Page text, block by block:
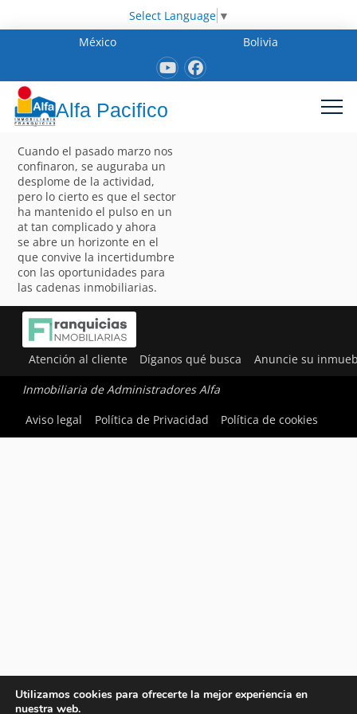
Select Language ▼
México
Bolivia
Alfa Pacifico
Cuando el pasado marzo nos
confinaron, se auguraba un
desplome de la actividad,
pero lo cierto es que el sector
ha mantenido el pulso en un
at tan complicado y ahora
se abre un horizonte en el
que convive la incertidumbre
con las oportunidades para
las cadenas inmobiliarias.
Atención al cliente Díganos qué busca Anuncie su
Inmobiliaria de Administradores Alfa
Aviso legal
Política de Privacidad Política de cookies
Utilizamos cookies para ofrecerte la mejor experiencia en
nuestra web.